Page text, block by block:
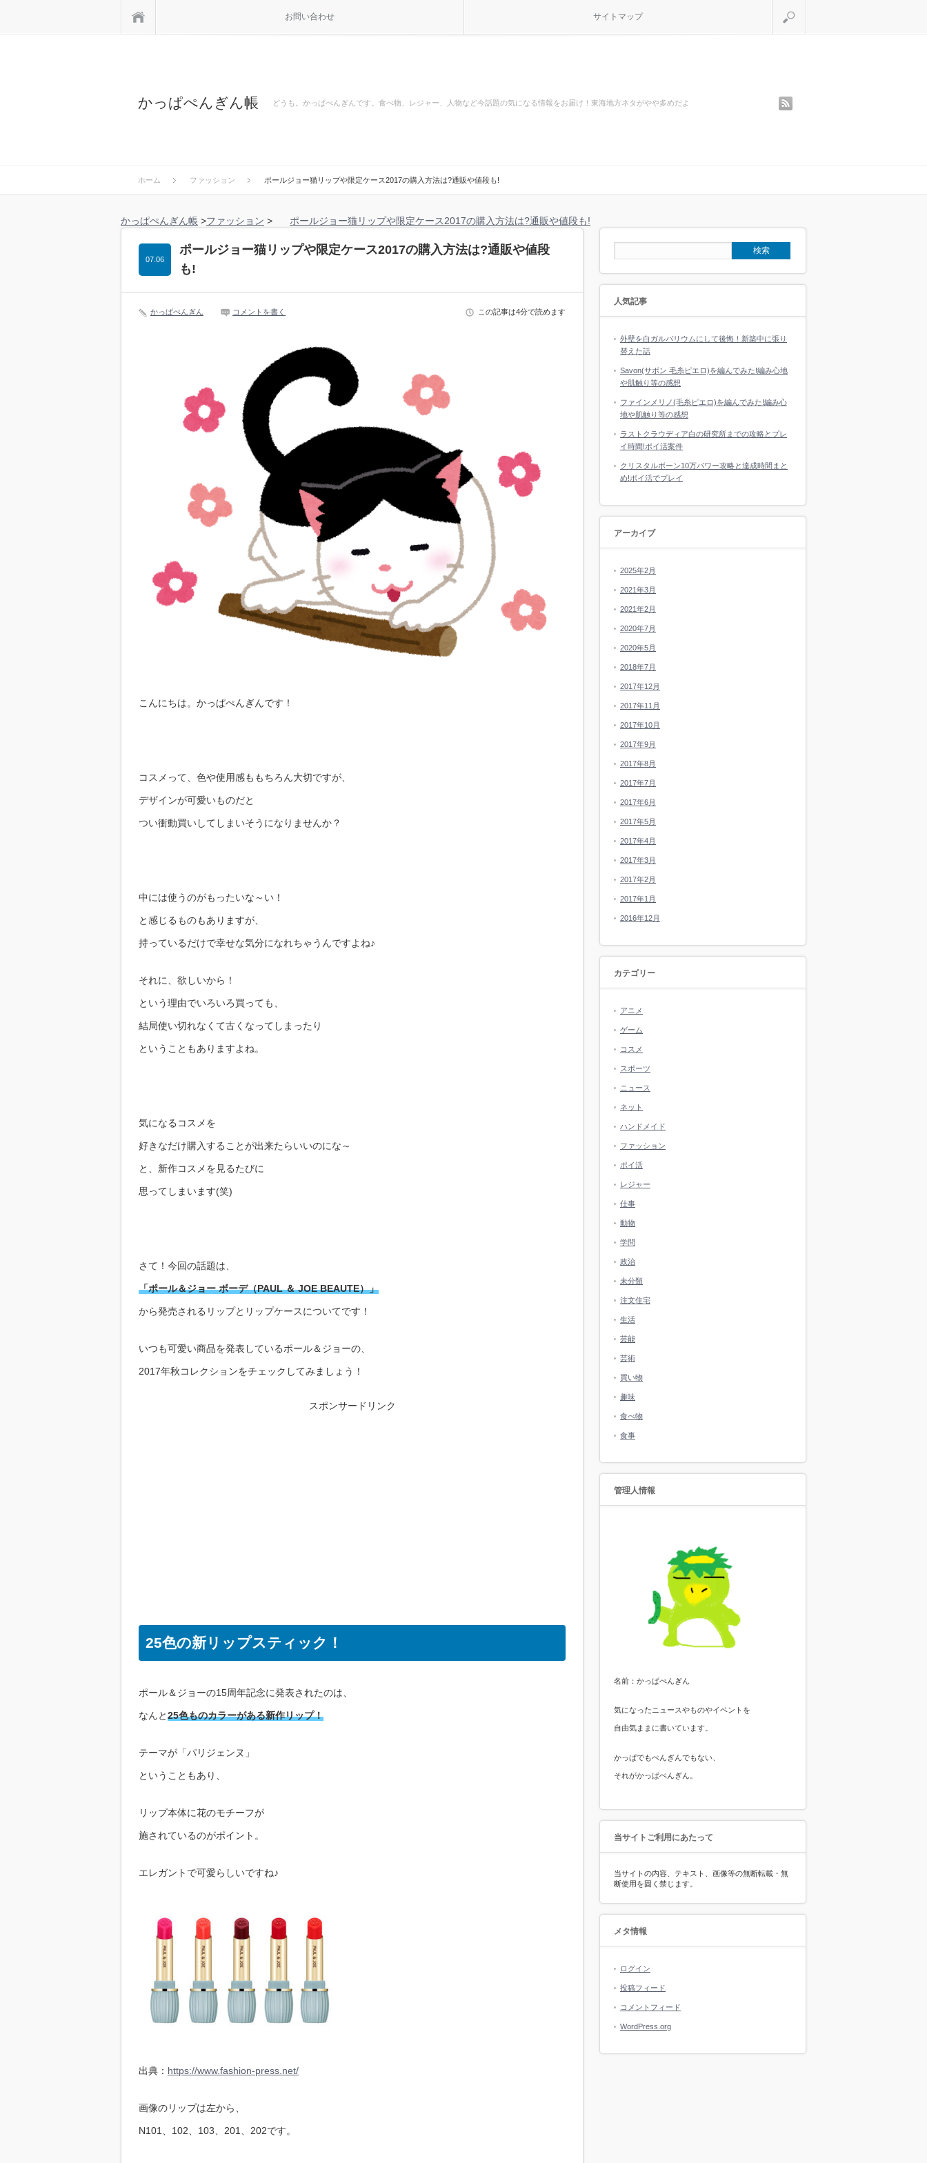
お問い合わせ サイトマップ
かっぱぺんぎん帳 どうも。かっぱぺんぎんです。食べ物、レジャー、人物など今話題の気になる情報をお届け！東海地方ネタがやや多めだよ
ホーム ファッション ポールジョー猫リップや限定ケース2017の購入方法は?通販や値段も!
かっぱぺんぎん帳 >ファッション > ポールジョー猫リップや限定ケース2017の購入方法は?通販や値段も!
ポールジョー猫リップや限定ケース2017の購入方法は?通販や値段
も!
07.06
かっぱぺんぎん コメントを書く この記事は4分で読めます
こんにちは。かっぱぺんぎんです！
コスメって、色や使用感ももちろん大切ですが、
デザインが可愛いものだと
つい衝動買いしてしまいそうになりませんか？
中には使うのがもったいな～い！
と感じるものもありますが、
持っているだけで幸せな気分になれちゃうんですよね♪
それに、欲しいから！
という理由でいろいろ買っても、
結局使い切れなくて古くなってしまったり
ということもありますよね。
気になるコスメを
好きなだけ購入することが出来たらいいのにな～
と、新作コスメを見るたびに
思ってしまいます(笑)
さて！今回の話題は、
「ポール＆ジョー ボーデ（PAUL ＆ JOE BEAUTE）」
から発売されるリップとリップケースについてです！
いつも可愛い商品を発表しているポール＆ジョーの、
2017年秋コレクションをチェックしてみましょう！
スポンサードリンク
25色の新リップスティック！
ポール＆ジョーの15周年記念に発表されたのは、
なんと25色ものカラーがある新作リップ！
テーマが「パリジェンヌ」
ということもあり、
リップ本体に花のモチーフが
施されているのがポイント。
エレガントで可愛らしいですね♪
出典： https://www.fashion-press.net/
画像のリップは左から、
N101、102、103、201、202です。
人気記事
外壁を白ガルバリウムにして後悔！新築中に張り
替えた話
Savon(サボン 毛糸ピエロ)を編んでみた!編み心地
や肌触り等の感想
ファインメリノ(毛糸ピエロ)を編んでみた!編み心
地や肌触り等の感想
ラストクラウディア白の研究所までの攻略とプレ
イ時間!ポイ活案件
クリスタルボーン10万パワー攻略と達成時間まと
め!ポイ活でプレイ
アーカイブ
2025年2月
2021年3月
2021年2月
2020年7月
2020年5月
2018年7月
2017年12月
2017年11月
2017年10月
2017年9月
2017年8月
2017年7月
2017年6月
2017年5月
2017年4月
2017年3月
2017年2月
2017年1月
2016年12月
カテゴリー
アニメ
ゲーム
コスメ
スポーツ
ニュース
ネット
ハンドメイド
ファッション
ポイ活
レジャー
仕事
動物
学問
政治
未分類
注文住宅
生活
芸能
芸術
買い物
趣味
食べ物
食事
管理人情報
名前：かっぱぺんぎん
気になったニュースやものやイベントを
自由気ままに書いています。
かっぱでもぺんぎんでもない、
それがかっぱぺんぎん。
当サイトご利用にあたって
当サイトの内容、テキスト、画像等の無断転載・無
断使用を固く禁じます。
メタ情報
ログイン
投稿フィード
コメントフィード
WordPress.org